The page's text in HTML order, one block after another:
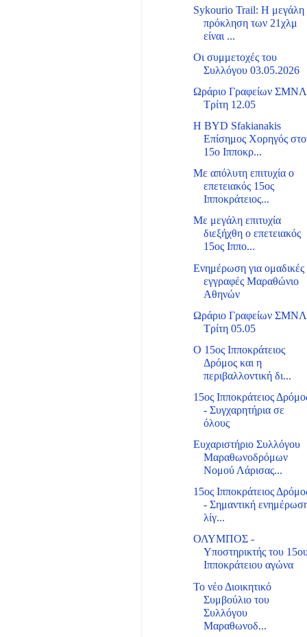
Sykourio Trail: Η μεγάλη
πρόκληση των 21χλμ
είναι ...
Οι συμμετοχές του
Συλλόγου 03.05.2026
Ωράριο Γραφείων ΣΜΝΛ
Τρίτη 12.05
Η BYD Sfakianakis
Επίσημος Χορηγός
15ο Ιπποκρ...
Με απόλυτη επιτυχία ο
επετειακός 15ος
Ιπποκράτειος...
Με μεγάλη επιτυχία
διεξήχθη ο επετειακός
15ος Ιππο...
Ενημέρωση για ομαδικές
εγγραφές Μαραθώνιο
Αθηνών
Ωράριο Γραφείων ΣΜΝΛ
Τρίτη 05.05
Ο 15ος Ιπποκράτειος
Δρόμος και η
περιβαλλοντική δι...
15ος Ιπποκράτειος
- Συγχαρητήρια σε
όλους
Ευχαριστήριο Συλλόγου
Μαραθωνοδρόμων
Νομού Λάρισας...
15ος Ιπποκράτειος
- Σημαντική
λίγ...
ΟΛΥΜΠΟΣ -
Υποστηρικτής του
Ιπποκράτειου αγώνα
Το νέο Διοικητικό
Συμβούλιο του
Συλλόγου
Μαραθωνοδ...